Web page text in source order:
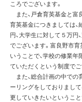
ころでございます。
また、戸倉育英基金と富
育英基金につきましては
円、大学生に対して５万
でございます。富良野市
いうことで、学校の修業
ていただくという制度でご
また、総合計画の中での
ーリングをしておりまし
更していきたいというこ